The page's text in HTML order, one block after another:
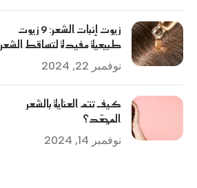
زيوت إنبات الشعر: 9 زيوت
طبيعية مفيدة لتساقط الشعر
نوفمبر 22, 2024
كيف تتم العناية بالشعر
المجعّد؟
نوفمبر 14, 2024